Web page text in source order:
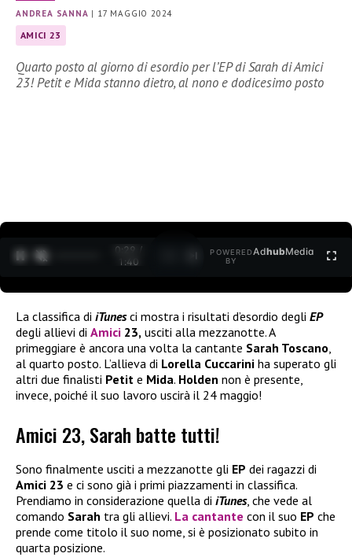
ANDREA SANNA | 17 MAGGIO 2024
AMICI 23
Quarto posto al giorno di esordio per l’EP di Sarah di Amici
23! Petit e Mida stanno dietro, al nono e dodicesimo posto
0:30 /
1:40
POWERED
BY
AdhubMedia
La classifica di iTunesci mostra i risultati d’esordio degli EP
degli allievi di Amici 23, usciti alla mezzanotte. A
primeggiare è ancora una volta la cantante Sarah Toscano
al quarto posto. L’allieva di Lorella Cuccarini ha superato gli
altri due finalisti Petit e Mida. Holden non è presente,
invece, poiché il suo lavoro uscirà il 24 maggio!
Amici 23, Sarah batte tutti!
Sono finalmente usciti a mezzanotte gli EP dei ragazzi di
Amici 23 e ci sono già i primi piazzamenti in classifica.
Prendiamo in considerazione quella di iTunes, che vede al
comando Sarah tra gli allievi. La cantante con il suo EP che
prende come titolo il suo nome, si è posizionato subito in
quarta posizione.